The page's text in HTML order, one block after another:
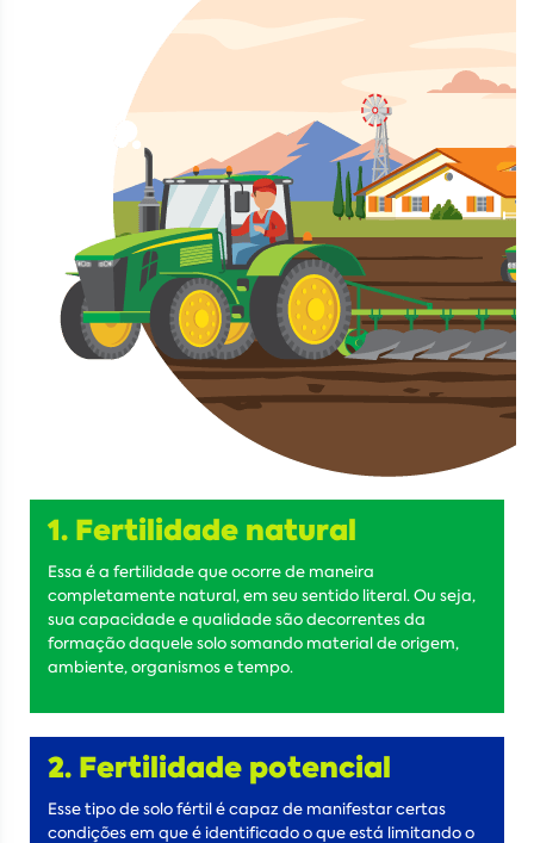
1. Fertilidade natural
Essa é a fertilidade que ocorre de maneira
completamente natural, em seu sentido literal. Ou seja,
sua capacidade e qualidade são decorrentes da
formação daquele solo somando material de origem,
ambiente, organismos e tempo.
2. Fertilidade potencial
Esse tipo de solo fértil é capaz de manifestar certas
condições em que é identificado o que está limitando o